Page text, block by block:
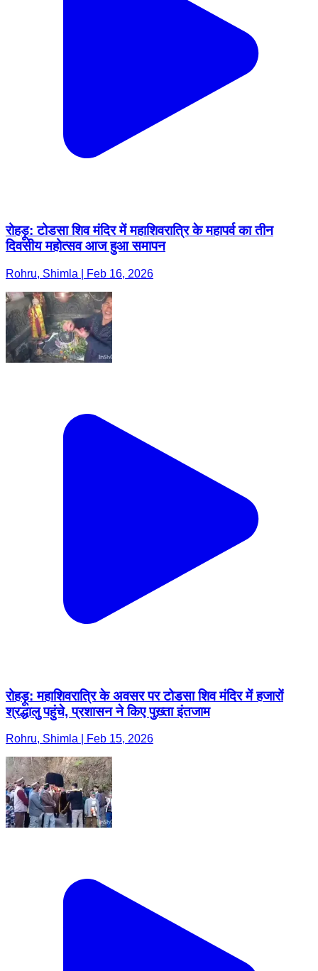
रोहड़ू: टोडसा शिव मंदिर में महाशिवरात्रि के महापर्व का तीन
दिवसीय महोत्सव आज हुआ समापन
Rohru, Shimla | Feb 16, 2026
रोहड़ू: महाशिवरात्रि के अवसर पर टोडसा शिव मंदिर में हजारों
श्रद्धालु पहुंचे, प्रशासन ने किए पुख़्ता इंतजाम
Rohru, Shimla | Feb 15, 2026